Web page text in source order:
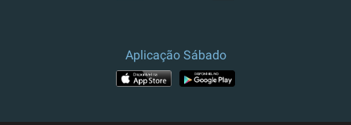
Aplicação Sábado